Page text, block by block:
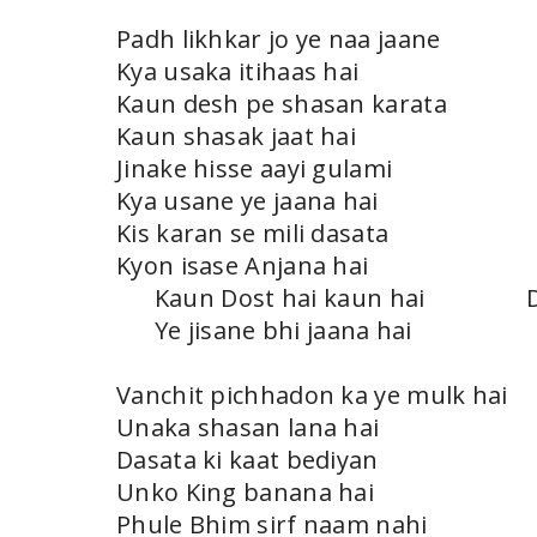
Padh likhkar jo ye naa jaane
Kya usaka itihaas hai
Kaun desh pe shasan karata
Kaun shasak jaat hai
Jinake hisse aayi gulami
Kya usane ye jaana hai
Kis karan se mili dasata
Kyon isase Anjana hai
Kaun Dost hai kaun hai
Ye jisane bhi jaana hai
Vanchit pichhadon ka ye mulk hai
Unaka shasan lana hai
Dasata ki kaat bediyan
Unko King banana hai
Phule Bhim sirf naam nahi